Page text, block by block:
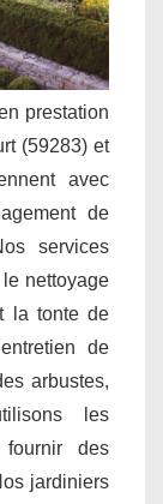
prestation
(59283) et
avec
de
services
nettoyage
la tonte de
de
arbustes,
les
des
jardiniers